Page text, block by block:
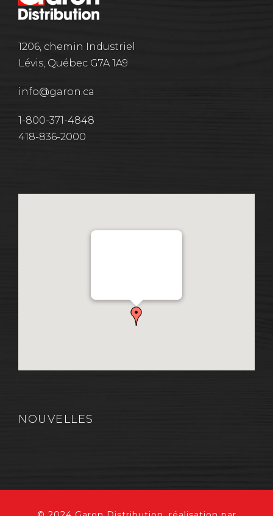
1206, chemin Industriel
Lévis, Québec G7A 1A9
info@garon.ca
1-800-371-4848
418-836-2000
NOUVELLES